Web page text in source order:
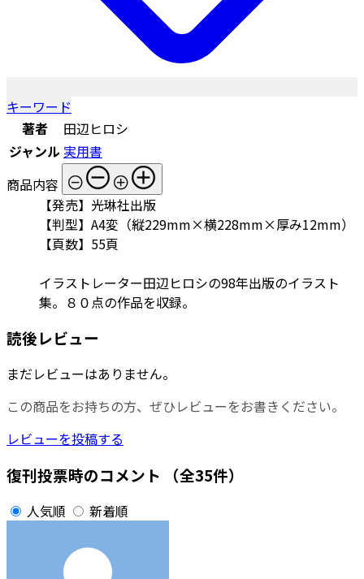
キーワード
著者
田辺ヒロシ
ジャンル 実用書
商品内容
【発売】光琳社出版
【判型】A4変（縦229mm×横228mm×厚み12mm）
【頁数】55頁
イラストレーター田辺ヒロシの98年出版のイラスト
集。８０点の作品を収録。
読後レビュー
まだレビューはありません。
この商品をお持ちの方、ぜひレビューをお書きください。
レビューを投稿する
復刊投票時のコメント （全35件）
人気順 新着順